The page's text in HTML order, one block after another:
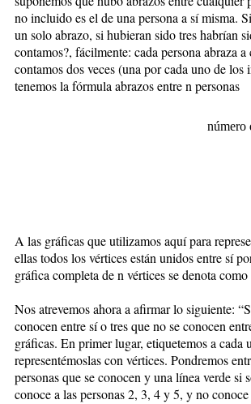
no incluido es el de una persona a sí misma.
un solo abrazo, si hubieran sido tres habrían
contamos?, fácilmente: cada persona abraza
contamos dos veces (una por cada uno de
tenemos la fórmula abrazos entre n personas
número
A las gráficas que utilizamos aquí para
ellas todos los vértices están unidos entre sí
gráfica completa de n vértices se denota
Nos atrevemos ahora a afirmar lo siguiente:
conocen entre sí o tres que no se conocen
gráficas. En primer lugar, etiquetemos a
representémoslas con vértices. Pondremos
personas que se conocen y una línea verde si
conoce a las personas 2, 3, 4 y 5, y no